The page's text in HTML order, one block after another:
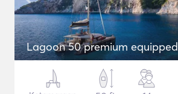
Lagoon 50 premium equipped